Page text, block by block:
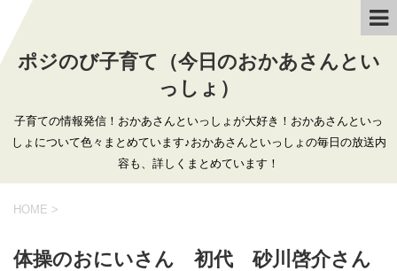
ポジのび子育て（今日のおかあさんとい
っしょ）
子育ての情報発信！おかあさんといっしょが大好き！おかあさんといっ
しょについて色々まとめています♪おかあさんといっしょの毎日の放送内
容も、詳しくまとめています！
HOME >
体操のおにいさん 初代 砂川啓介さん